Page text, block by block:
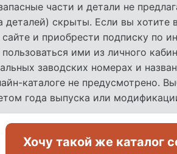
части и детали не
скрыты. Если вы хотите
и приобрести подписку по
ими из личного
заводских номерах и
каталоге не предусмотрено.
года выпуска или
Хочу такой же каталог